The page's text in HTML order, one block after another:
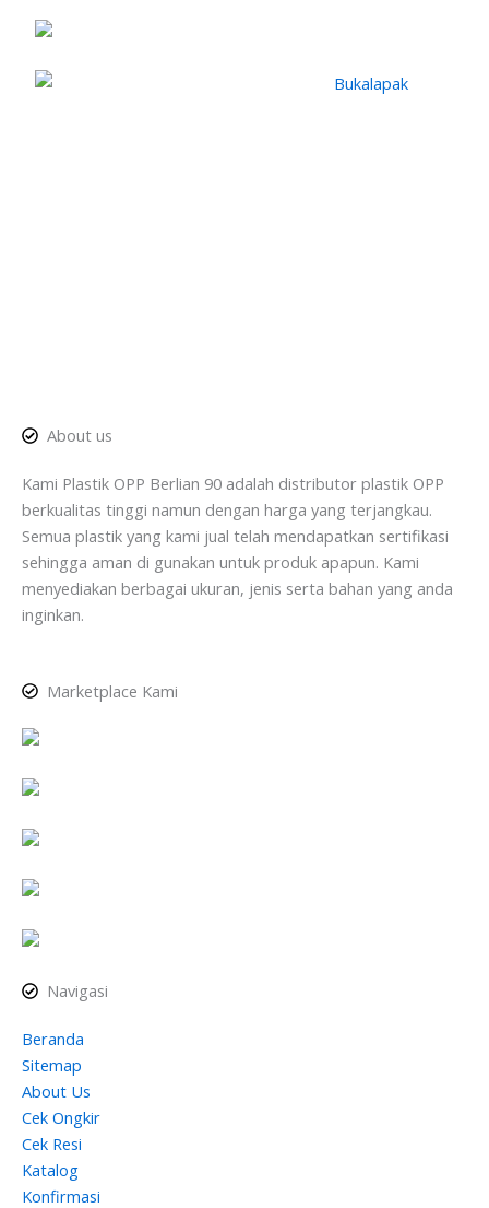
About us
Kami Plastik OPP Berlian 90 adalah distributor plastik OPP
berkualitas tinggi namun dengan harga yang terjangkau.
Semua plastik yang kami jual telah mendapatkan sertifikasi
sehingga aman di gunakan untuk produk apapun. Kami
menyediakan berbagai ukuran, jenis serta bahan yang anda
inginkan.
Marketplace Kami
Navigasi
Beranda
Sitemap
About Us
Cek Ongkir
Cek Resi
Katalog
Konfirmasi